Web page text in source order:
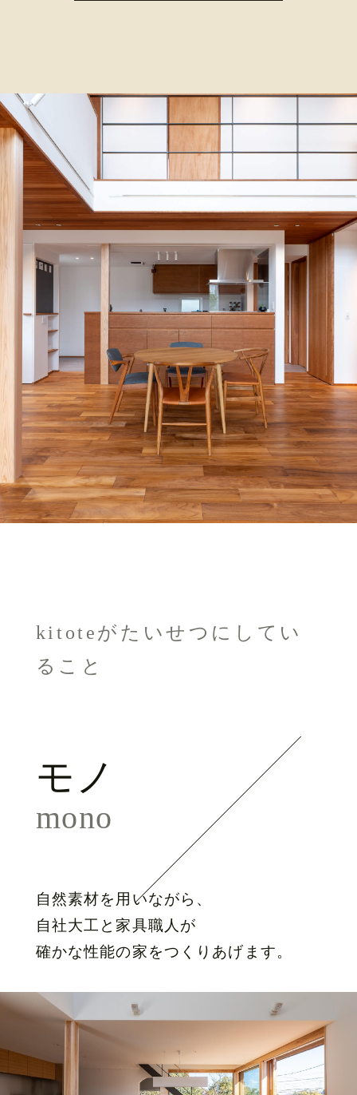
kitoteがたいせつにしてい
ること
モノ
mono
自然素材を用いながら、
自社大工と家具職人が
確かな性能の家をつくりあげます。